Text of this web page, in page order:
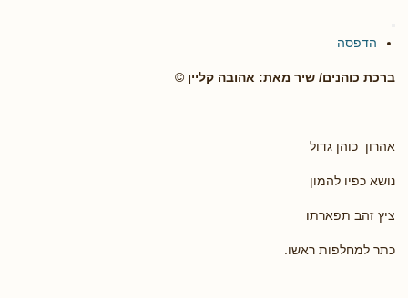
הדפסה
ברכת כוהנים/ שיר מאת: אהובה קליין ©
אהרון כוהן גדול
נושא כפיו להמון
ציץ זהב תפארתו
כתר למחלפות ראשו.